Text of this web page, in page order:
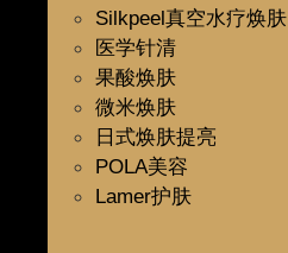
Silkpeel真空水疗焕肤
医学针清
果酸焕肤
微米焕肤
日式焕肤提亮
POLA美容
Lamer护肤